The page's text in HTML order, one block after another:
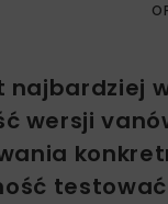
najbardziej
wersji